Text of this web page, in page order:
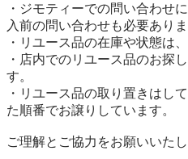
・ジモティーでの問い合わせ
入前の問い合わせも必要ありま
・リユース品の在庫や状態は
・店内でのリユース品のお探
す。
・リユース品の取り置きはし
た順番でお譲りしています。
ご理解とご協力をお願いいたし